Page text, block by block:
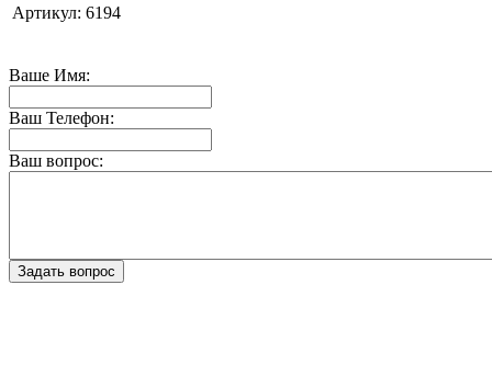
Артикул: 6194
Ваше Имя:
Ваш Телефон:
Ваш вопрос: